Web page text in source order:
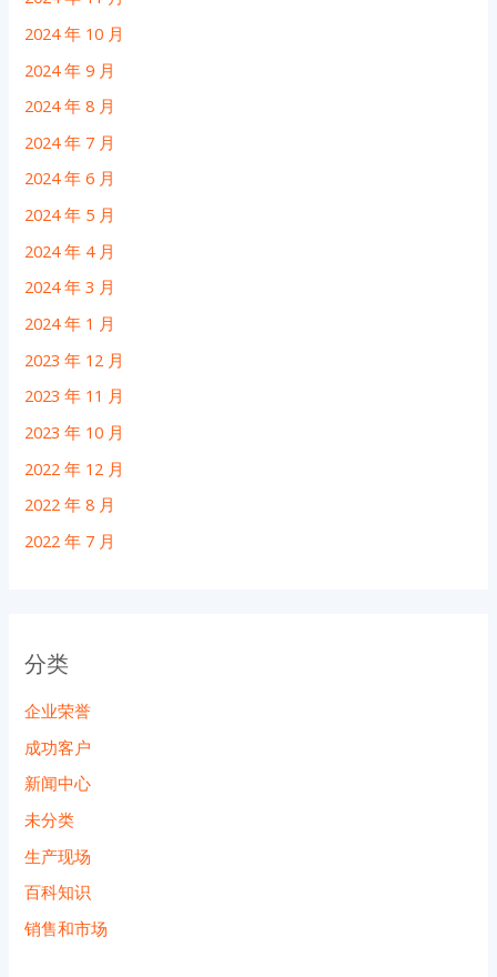
2024 年 10 月
2024 年 9 月
2024 年 8 月
2024 年 7 月
2024 年 6 月
2024 年 5 月
2024 年 4 月
2024 年 3 月
2024 年 1 月
2023 年 12 月
2023 年 11 月
2023 年 10 月
2022 年 12 月
2022 年 8 月
2022 年 7 月
分类
企业荣誉
成功客户
新闻中心
未分类
生产现场
百科知识
销售和市场